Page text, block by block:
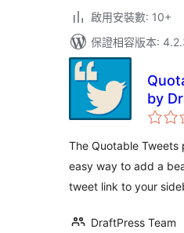
啟用安裝數: 10+
保證相容版本:
by
The Quotable Tweets
easy way to add a
tweet link to your
DraftPress Team